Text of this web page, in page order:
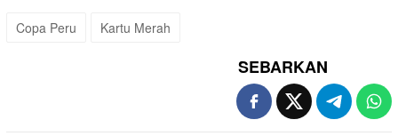
Copa Peru Kartu Merah
SEBARKAN